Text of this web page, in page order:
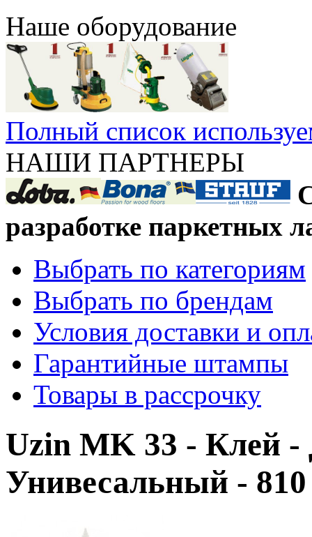
Наше оборудование
Полный список
НАШИ ПАРТНЕРЫ
разработке паркетных
Выбрать по категориям
Выбрать по брендам
Условия доставки и
Гарантийные штампы
Товары в рассрочку
Uzin MK 33 - Клей -
Унивесальный - 810